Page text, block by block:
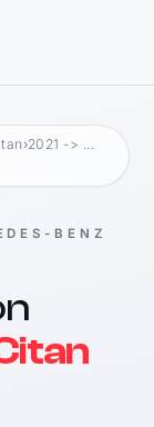
›2021 -> ...
BENZ